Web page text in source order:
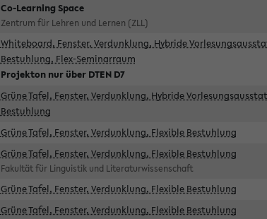
Co-Learning Space
Zentrum für Lehren und Lernen (ZLL)
Whiteboard, Fenster, Verdunklung, Hybride
Bestuhlung, Flex-Seminarraum
Projekton nur über DTEN D7
Grüne Tafel, Fenster, Verdunklung, Hybride
Bestuhlung
Grüne Tafel, Fenster, Verdunklung, Flexible Bestuhlung
Grüne Tafel, Fenster, Verdunklung, Flexible Bestuhlung
Fakultät für Linguistik und Literaturwissenschaft
Grüne Tafel, Fenster, Verdunklung, Flexible Bestuhlung
Grüne Tafel, Fenster, Verdunklung, Flexible Bestuhlung